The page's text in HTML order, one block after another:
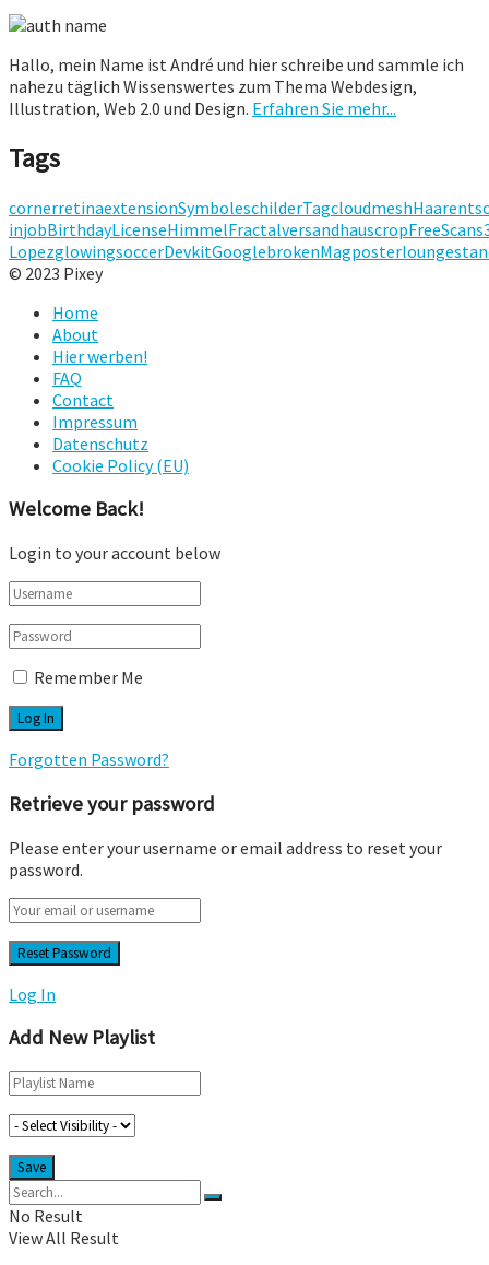
Hallo, mein Name ist André und hier schreibe und sammle ich
nahezu täglich Wissenswertes zum Thema Webdesign,
Illustration, Web 2.0 und Design. Erfahren Sie mehr...
Tags
cornerretinaextensionSymboleschilderTagcloudmeshHaar
injobBirthdayLicenseHimmelFractalversandhauscropFreeScans
LopezglowingsoccerDevkitGooglebrokenMagposterlounge
© 2023 Pixey
Home
About
Hier werben!
FAQ
Contact
Impressum
Datenschutz
Cookie Policy (EU)
Welcome Back!
Login to your account below
Remember Me
Forgotten Password?
Retrieve your password
Please enter your username or email address to reset your
password.
Log In
Add New Playlist
No Result
View All Result